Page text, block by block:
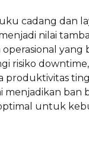
cadang dan
nilai
operasional
risiko
produktivitas
menjadikan ban
untuk